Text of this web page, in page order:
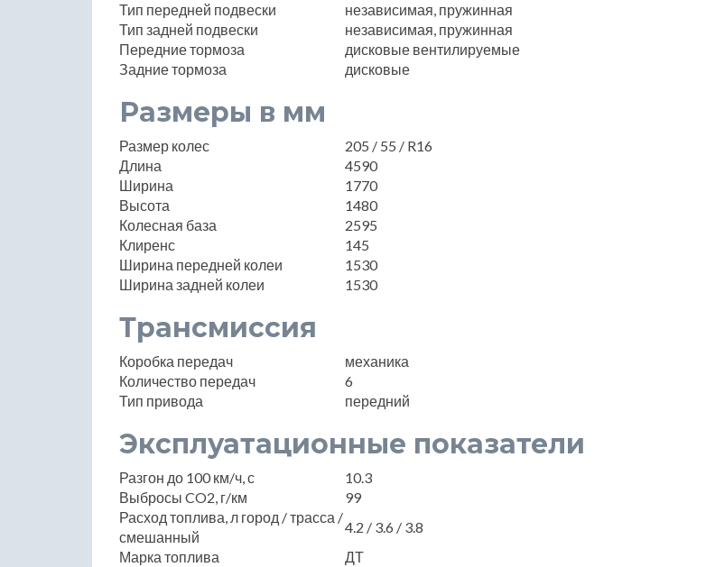
Тип передней подвески
независимая, пружинная
Тип задней подвески
независимая, пружинная
Передние тормоза
дисковые вентилируемые
Задние тормоза
дисковые
Размеры в мм
Размер колес
205 / 55 / R16
Длина
4590
Ширина
1770
Высота
1480
Колесная база
2595
Клиренс
145
Ширина передней колеи
1530
Ширина задней колеи
1530
Трансмиссия
Коробка передач
механика
Количество передач
6
Тип привода
передний
Эксплуатационные показатели
Разгон до 100 км/ч, с
10.3
Выбросы CO2, г/км
99
Расход топлива, л город / трасса /
смешанный
4.2 / 3.6 / 3.8
Марка топлива
ДТ